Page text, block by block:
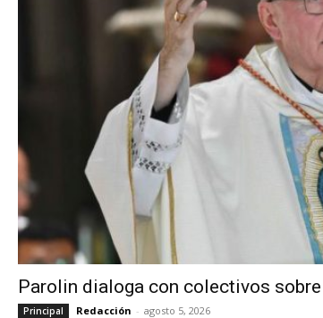
Parolin dialoga con colectivos
Principal Redacción - agosto 5, 2026